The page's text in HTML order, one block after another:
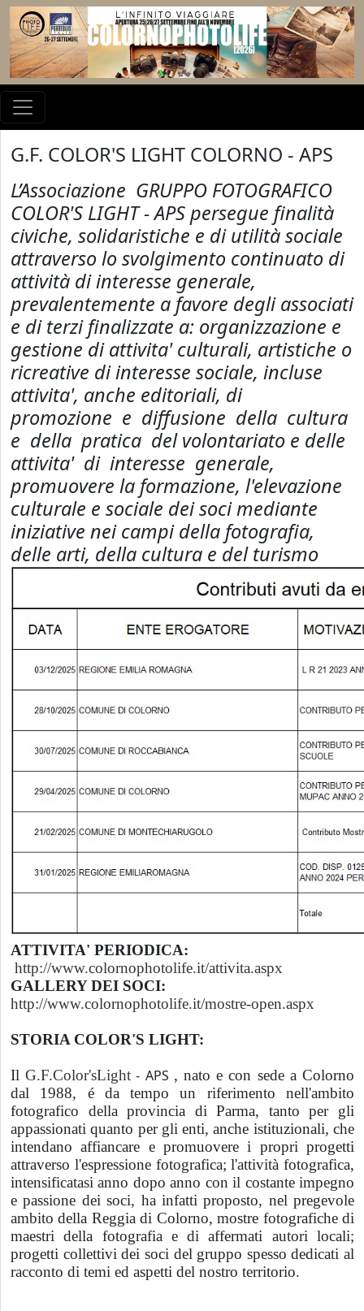
G.F. COLOR'S LIGHT COLORNO - APS
L’Associazione GRUPPO FOTOGRAFICO
COLOR'S LIGHT - APS persegue finalità
civiche, solidaristiche e di utilità sociale
attraverso lo svolgimento continuato di
attività di interesse generale,
prevalentemente a favore degli associati
e di terzi finalizzate a: organizzazione e
gestione di attivita' culturali, artistiche o
ricreative di interesse sociale, incluse
attivita', anche editoriali, di
promozione e diffusione della cultura
e della pratica del volontariato e delle
attivita' di interesse generale,
promuovere la formazione, l'elevazione
culturale e sociale dei soci mediante
iniziative nei campi della fotografia,
delle arti, della cultura e del turismo
ATTIVITA' PERIODICA:
http://www.colornophotolife.it/attivita.aspx
GALLERY DEI SOCI:
http://www.colornophotolife.it/mostre-open.aspx
STORIA COLOR'S LIGHT:
IlG.F.Color'sLight - APS , nato e con sede a Colorno
dal 1988, é da tempo un riferimento nell'ambito
fotografico della provincia di Parma, tanto per gli
appassionati quanto per gli enti, anche istituzionali, che
intendano affiancare e promuovere i propri progetti
attraverso l'espressione fotografica; l'attività fotografica,
intensificatasi anno dopo anno con il costante impegno
e passione dei soci, ha infatti proposto, nel pregevole
ambito della Reggia di Colorno, mostre fotografiche di
maestri della fotografia e di affermati autori locali;
progetti collettivi dei soci del gruppo spesso dedicati al
racconto di temi ed aspetti del nostro territorio.